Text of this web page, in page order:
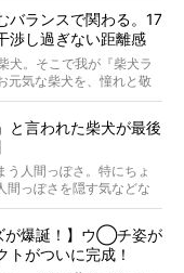
バランスで関わる。17
渉し過ぎない距離感
犬。そこで我が『柴犬ラ
元気な柴犬を、憧れと敬
でいます。 この特集で
老犬と暮らすうえで大切
っていただきます。今
きろうくん。小さい頃か
させてきたということで
と言われた柴犬が最後
う人間っぽさ。特にちょ
間っぽさを隠す気などな
当の本当は、中身は人間
が爆誕！】ウ◯チ姿が
トがついに完成！